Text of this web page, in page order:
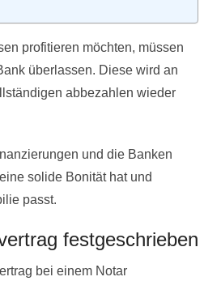
profitieren möchten, müssen
überlassen. Diese wird an
abbezahlen wieder
und die Banken
solide Bonität hat und
passt.
festgeschrieben
bei einem Notar